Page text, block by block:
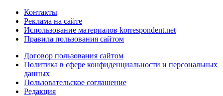
Контакты
Реклама на сайте
Использование материалов korrespondent.net
Правила пользования сайтом
Договор пользования сайтом
Политика в сфере конфиденциальности и персональных
данных
Пользовательское соглашение
Редакция